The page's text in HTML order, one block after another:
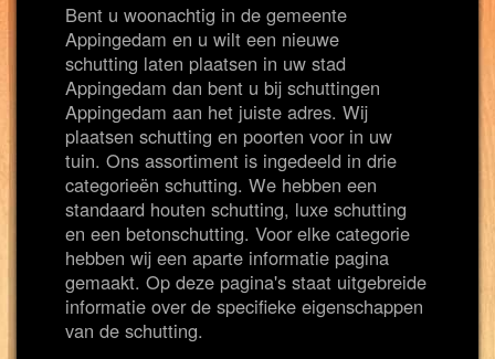
Bent u woonachtig in de gemeente
Appingedam en u wilt een nieuwe
schutting laten plaatsen in uw stad
Appingedam dan bent u bij schuttingen
Appingedam aan het juiste adres. Wij
plaatsen schutting en poorten voor in uw
tuin. Ons assortiment is ingedeeld in drie
categorieën schutting. We hebben een
standaard houten schutting, luxe schutting
en een betonschutting. Voor elke categorie
hebben wij een aparte informatie pagina
gemaakt. Op deze pagina's staat uitgebreide
informatie over de specifieke eigenschappen
van de schutting.